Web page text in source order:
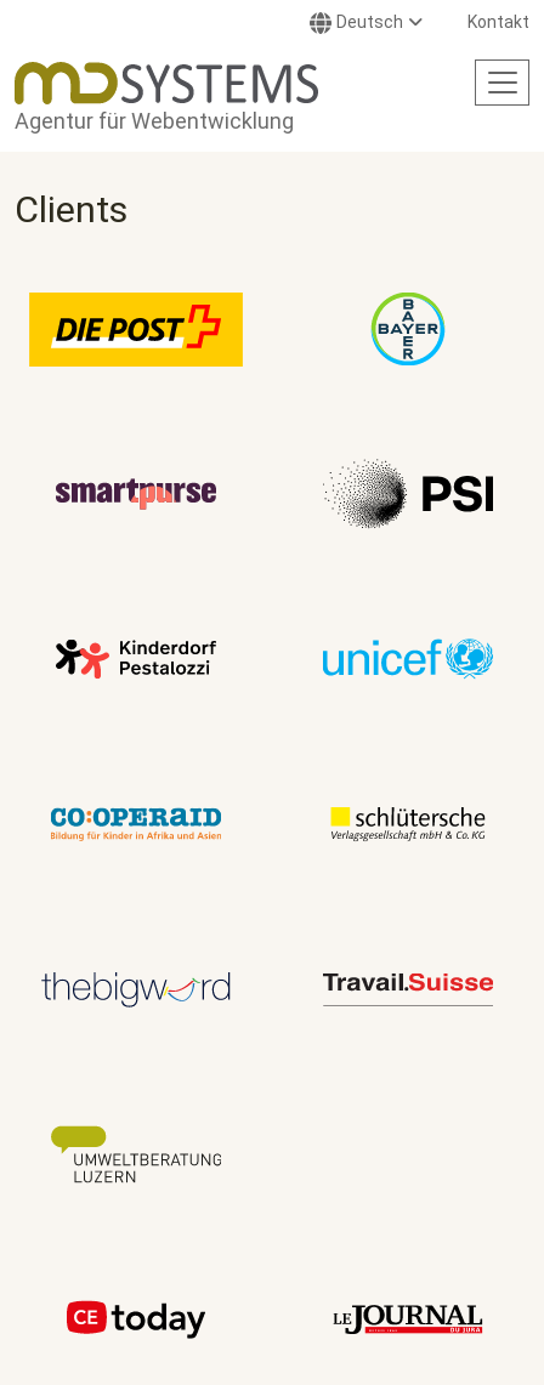
Deutsch Kontakt
Agentur für Webentwicklung
Clients